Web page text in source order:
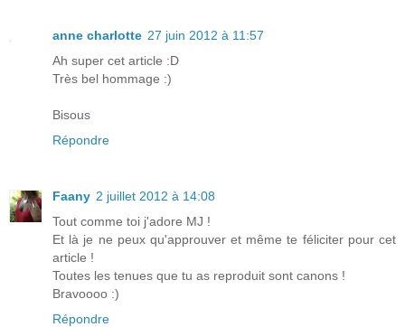
anne charlotte 27 juin 2012 à 11:57
Ah super cet article :D
Très bel hommage :)
Bisous
Répondre
Faany 2 juillet 2012 à 14:08
Tout comme toi j'adore MJ !
Et là je ne peux qu'approuver et même te féliciter pour cet
article !
Toutes les tenues que tu as reproduit sont canons !
Bravoooo :)
Répondre